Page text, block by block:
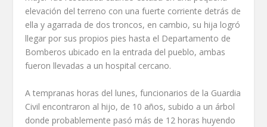
elevación del terreno con una fuerte corriente detrás de
ella y agarrada de dos troncos, en cambio, su hija logró
llegar por sus propios pies hasta el Departamento de
Bomberos ubicado en la entrada del pueblo, ambas
fueron llevadas a un hospital cercano.
A tempranas horas del lunes, funcionarios de la Guardia
Civil encontraron al hijo, de 10 años, subido a un árbol
donde probablemente pasó más de 12 horas huyendo